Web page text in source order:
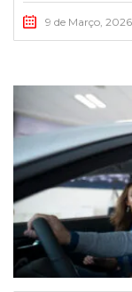
9 de Março, 2026